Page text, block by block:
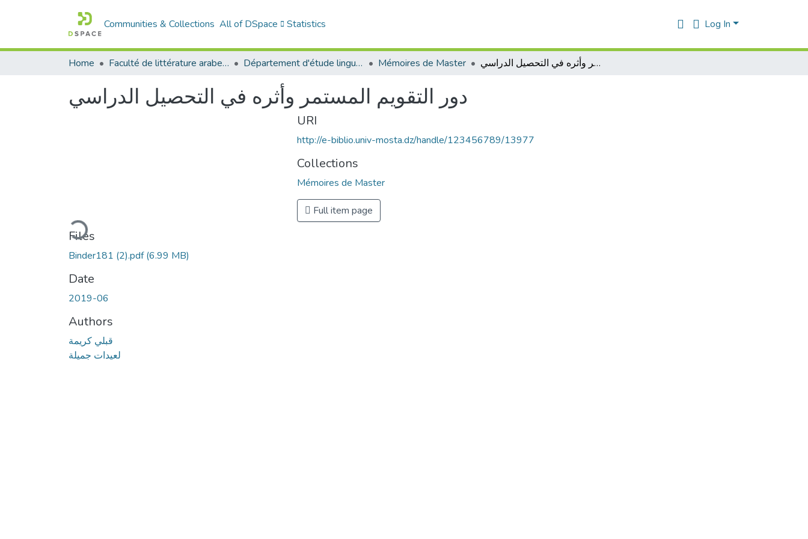
Communities & Collections All of DSpace Statistics Log In
Home Faculté de littérature arabe et des arts Département d'étude linguistique Mémoires de Master دور التقويم المستمر وأثره في التحصيل الدراسي
دور التقويم المستمر وأثره في التحصيل الدراسي
Loading...
Files
Binder181 (2).pdf(6.99 MB)
Date
2019-06
Authors
قبلي كريمة
لعيدات جميلة
URI
http://e-biblio.univ-mosta.dz/handle/123456789/13977
Collections
Mémoires de Master
Full item page